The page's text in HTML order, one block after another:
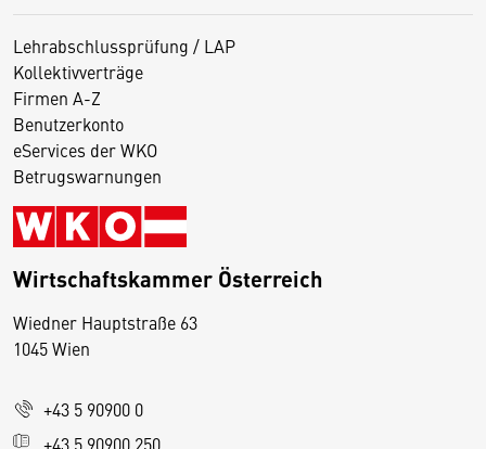
Lehrabschlussprüfung / LAP
Kollektivverträge
Firmen A-Z
Benutzerkonto
eServices der WKO
Betrugswarnungen
Wirtschaftskammer Österreich
Wiedner Hauptstraße 63
1045 Wien
+43 5 90900 0
+43 5 90900 250
D
s